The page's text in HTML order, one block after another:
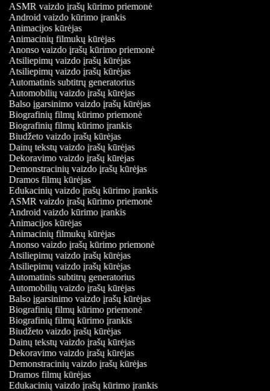
ASMR vaizdo įrašų kūrimo priemonė
Android vaizdo kūrimo įrankis
Animacijos kūrėjas
Animacinių filmukų kūrėjas
Anonso vaizdo įrašų kūrimo priemonė
Atsiliepimų vaizdo įrašų kūrėjas
Atsiliepimų vaizdo įrašų kūrėjas
Automatinis subtitrų generatorius
Automobilių vaizdo įrašų kūrėjas
Balso įgarsinimo vaizdo įrašų kūrėjas
Biografinių filmų kūrimo priemonė
Biografinių filmų kūrimo įrankis
Biudžeto vaizdo įrašų kūrėjas
Dainų tekstų vaizdo įrašų kūrėjas
Dekoravimo vaizdo įrašų kūrėjas
Demonstracinių vaizdo įrašų kūrėjas
Dramos filmų kūrėjas
Edukacinių vaizdo įrašų kūrimo įrankis
ASMR vaizdo įrašų kūrimo priemonė
Android vaizdo kūrimo įrankis
Animacijos kūrėjas
Animacinių filmukų kūrėjas
Anonso vaizdo įrašų kūrimo priemonė
Atsiliepimų vaizdo įrašų kūrėjas
Atsiliepimų vaizdo įrašų kūrėjas
Automatinis subtitrų generatorius
Automobilių vaizdo įrašų kūrėjas
Balso įgarsinimo vaizdo įrašų kūrėjas
Biografinių filmų kūrimo priemonė
Biografinių filmų kūrimo įrankis
Biudžeto vaizdo įrašų kūrėjas
Dainų tekstų vaizdo įrašų kūrėjas
Dekoravimo vaizdo įrašų kūrėjas
Demonstracinių vaizdo įrašų kūrėjas
Dramos filmų kūrėjas
Edukacinių vaizdo įrašų kūrimo įrankis